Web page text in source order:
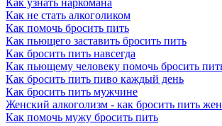
Как не стать алкоголиком
Как помочь бросить пить
Как пьющего заставить бросить пить
Как бросить пить навсегда
Как пьющему человеку помочь бросить
Как бросить пить пиво каждый день
Как бросить пить мужчине
Женский алкоголизм - как бросить пить
Как помочь мужу бросить пить